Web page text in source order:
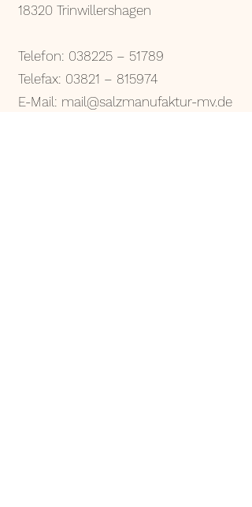
18320 Trinwillershagen
Telefon: 038225 – 51789
Telefax: 03821 – 815974
E-Mail: mail@salzmanufaktur-mv.de